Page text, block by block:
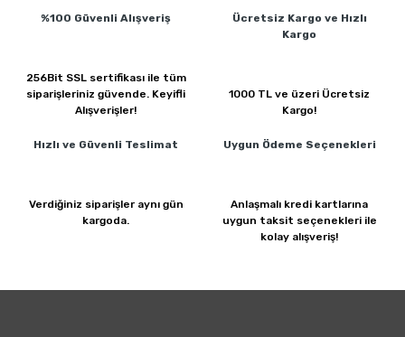
%100 Güvenli Alışveriş
256Bit SSL sertifikası ile tüm
siparişleriniz güvende. Keyifli
Alışverişler!
Ücretsiz Kargo ve Hızlı
Kargo
1000 TL ve üzeri Ücretsiz
Kargo!
Hızlı ve Güvenli Teslimat
Verdiğiniz siparişler aynı gün
kargoda.
Uygun Ödeme Seçenekleri
Anlaşmalı kredi kartlarına
uygun taksit seçenekleri ile
kolay alışveriş!